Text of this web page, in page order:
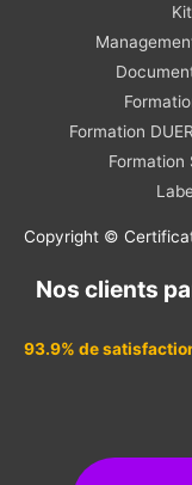
Formation
Formation
Copyright ©
Nos clients
93.9% de